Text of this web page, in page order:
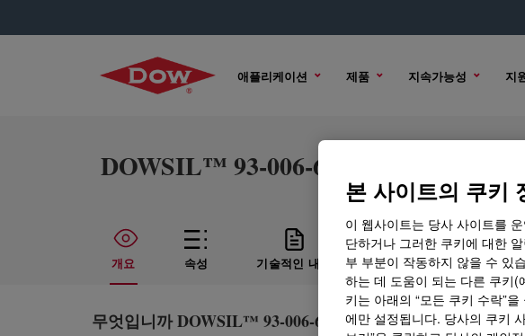
애플리케이션 제품 지속가능성 지
DOWSIL™ 93-006-6 RF Sealant and Kit
개요 속성 기술적인 내용 샘플 옵션 구매 옵
무엇입니까DOWSIL™ 93-006-6 RF Sealant and Kit?
본 사이트의 쿠키
이 웹사이트는 당사 사이트를
단하거나 그러한 쿠키에 대한
부 부분이 작동하지 않을 수 있
하는 데 도움이 되는 다른 쿠키
키는 아래의 “모든 쿠키 수락”
에만 설정됩니다. 당사의 쿠키